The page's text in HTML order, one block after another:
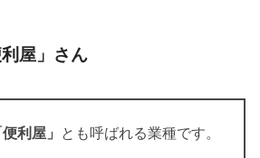
屋」さん
便利屋」 とも呼ばれる業種です。